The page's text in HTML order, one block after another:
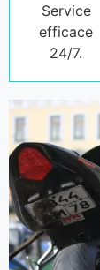
Service
efficace
24/7.